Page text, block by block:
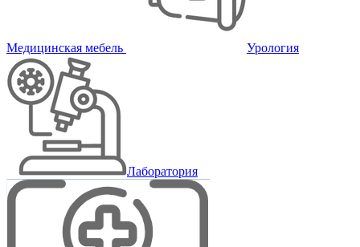
Медицинская мебель Урология
Лаборатория